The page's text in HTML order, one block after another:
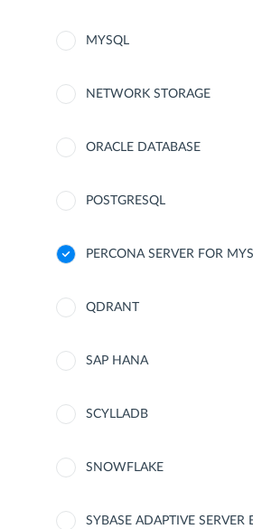
MYSQL
NETWORK STORAGE
ORACLE DATABASE
POSTGRESQL
PERCONA SERVER FOR
QDRANT
SAP HANA
SCYLLADB
SNOWFLAKE
SYBASE ADAPTIVE SERVER